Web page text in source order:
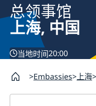
总领事馆
上海, 中国
当地时间20:00
Embassies 上海